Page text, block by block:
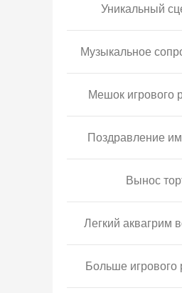
Уникальный
Музыкальное
Мешок игрового
Поздравление
Вынос
Легкий аквагрим
Больше игрового